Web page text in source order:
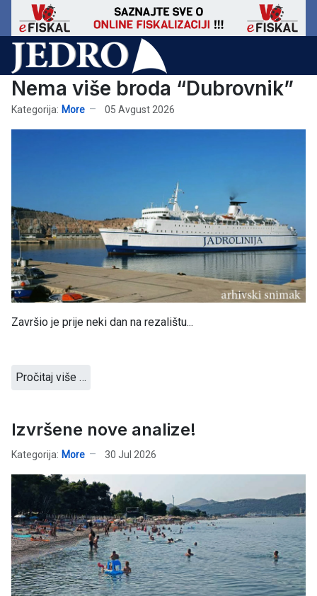
Nema više broda “Dubrovnik”
Kategorija: More 05 Avgust 2026
Završio je prije neki dan na rezalištu...
Pročitaj više …
Izvršene nove analize!
Kategorija: More 30 Jul 2026